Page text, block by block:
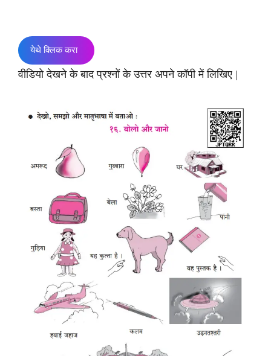
येथे क्लिक करा
वीडियो देखने के बाद प्रश्नों के उत्तर अपने कॉपी में लिखिए |